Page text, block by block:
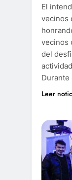
El
vecinos
vecinos
del
Durante
Leer